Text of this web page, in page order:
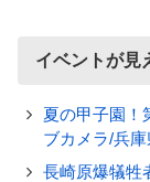
イベントが見
夏の甲子園！
ブカメラ/兵
長崎原爆犠牲